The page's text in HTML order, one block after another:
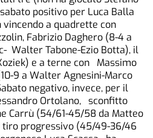
positivo per Luca Balla
vincendo a quadrette con
Fabrizio Daghero (8-4 a
Walter Tabone-Ezio Botta), il
e a terne con Massimo
9 a Walter Agnesini-Marco
negativo, invece, per il
Ortolano, sconfitto
Carrù (54/61-45/58 da Matteo
progressivo (45/49-36/46